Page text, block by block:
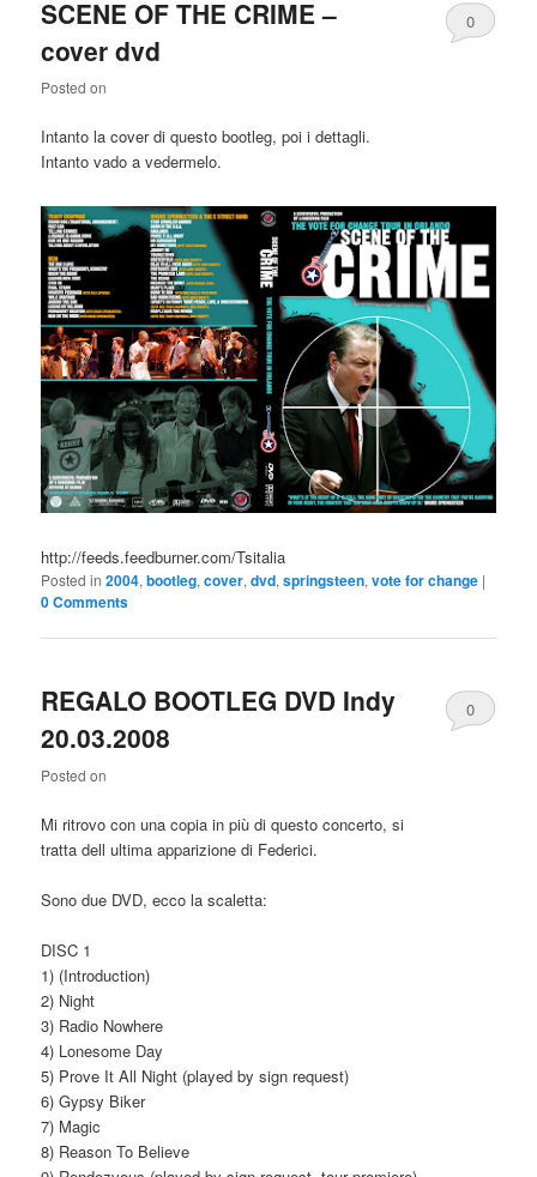
SCENE OF THE CRIME –
cover dvd
Posted on
0
Intanto la cover di questo bootleg, poi i dettagli.
Intanto vado a vedermelo.
http://feeds.feedburner.com/Tsitalia
Posted in 2004,bootleg,cover,dvd,springsteen,vote for change |
0 Comments
REGALO BOOTLEG DVD Indy
20.03.2008
Posted on
0
Mi ritrovo con una copia in più di questo concerto, si
tratta dell ultima apparizione di Federici.
Sono due DVD, ecco la scaletta:
DISC 1
1) (Introduction)
2) Night
3) Radio Nowhere
4) Lonesome Day
5) Prove It All Night (played by sign request)
6) Gypsy Biker
7) Magic
8) Reason To Believe